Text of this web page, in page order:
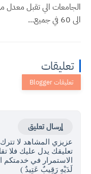
الى 60 في جميع...
تعليقات
إرسال تعليق
عزيزي المشاهد لا
تعليقك يدل عليك فلا
الاستمرار في خدمتكم
لَدَيْهِ رَقِيبٌ عَتِيدٌ )